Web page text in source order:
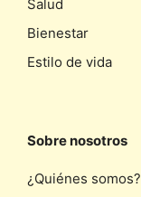
Salud
Bienestar
Estilo de vida
Sobre nosotros
¿Quiénes somos?